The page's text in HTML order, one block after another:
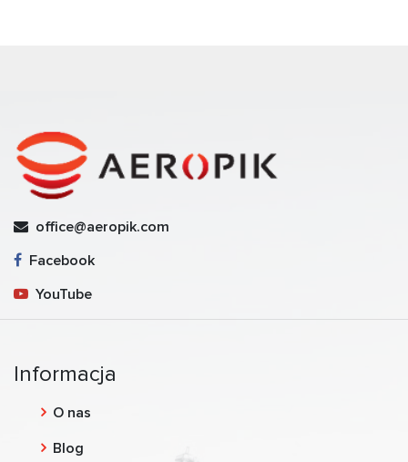
office@aeropik.com
Facebook
YouTube
Informacja
O nas
Blog